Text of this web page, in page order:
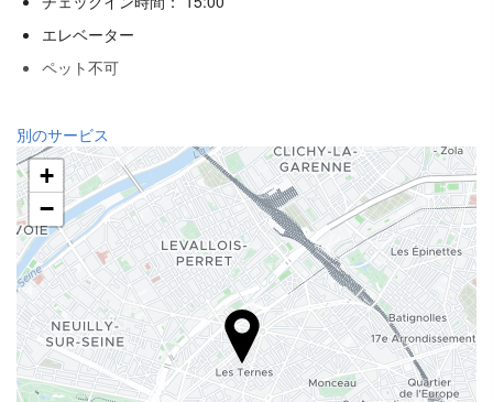
エレベーター
ペット不可
レセプションサービス
24時間対応フロント
荷物預かり
飲食
バー
ビジネス設備
ビジネスセンター
別のサービス
+
−